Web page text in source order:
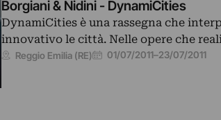
Borgiani & Nidini - DynamiCities
DynamiCities è una rassegna che
innovativo le città. Nelle opere che
Reggio Emilia (RE) 01/07/2011–23/07/2011